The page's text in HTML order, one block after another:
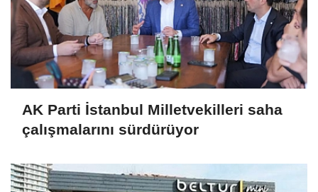
AK Parti İstanbul Milletvekilleri saha
çalışmalarını sürdürüyor